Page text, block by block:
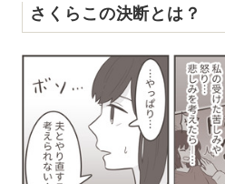
さくらこの決断とは？